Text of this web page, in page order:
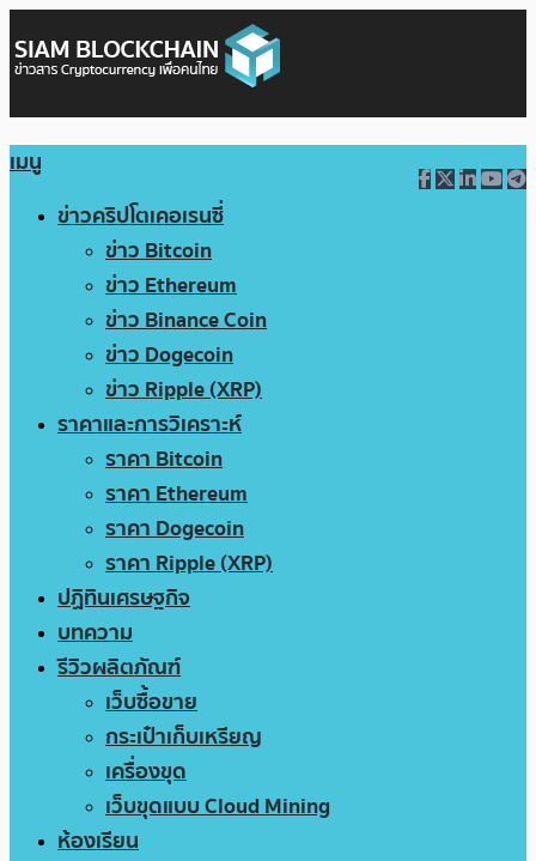
เมนู
ข่าวคริปโตเคอเรนซี่
ข่าว Bitcoin
ข่าว Ethereum
ข่าว Binance Coin
ข่าว Dogecoin
ข่าว Ripple (XRP)
ราคาและการวิเคราะห์
ราคา Bitcoin
ราคา Ethereum
ราคา Dogecoin
ราคา Ripple (XRP)
ปฏิทินเศรษฐกิจ
บทความ
รีวิวผลิตภัณฑ์
เว็บซื้อขาย
กระเป๋าเก็บเหรียญ
เครื่องขุด
เว็บขุดแบบ Cloud Mining
ห้องเรียน